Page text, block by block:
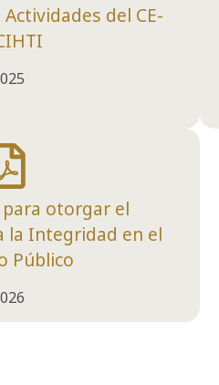
del CE-
otorgar el
la Integridad en el
Público